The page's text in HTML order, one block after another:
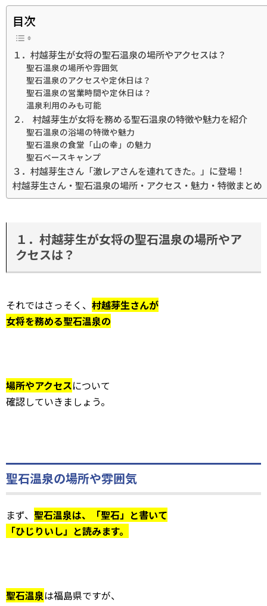
目次
１．村越芽生が女将の聖石温泉の場所やアクセスは？
聖石温泉の場所や雰囲気
聖石温泉のアクセスや定休日は？
聖石温泉の営業時間や定休日は？
温泉利用のみも可能
２. 村越芽生が女将を務める聖石温泉の特徴や魅力を紹介
聖石温泉の浴場の特徴や魅力
聖石温泉の食堂「山の幸」の魅力
聖石ベースキャンプ
３．村越芽生さん「激レアさんを連れてきた。」に登場！
村越芽生さん・聖石温泉の場所・アクセス・魅力・特徴まとめ
１．村越芽生が女将の聖石温泉の場所やア
クセスは？
それではさっそく、 村越芽生さんが
女将を務める聖石温泉の
場所やアクセスについて
確認していきましょう。
聖石温泉の場所や雰囲気
まず、 聖石温泉は、「聖石」と書いて
「ひじりいし」と読みます。
聖石温泉は福島県ですが、